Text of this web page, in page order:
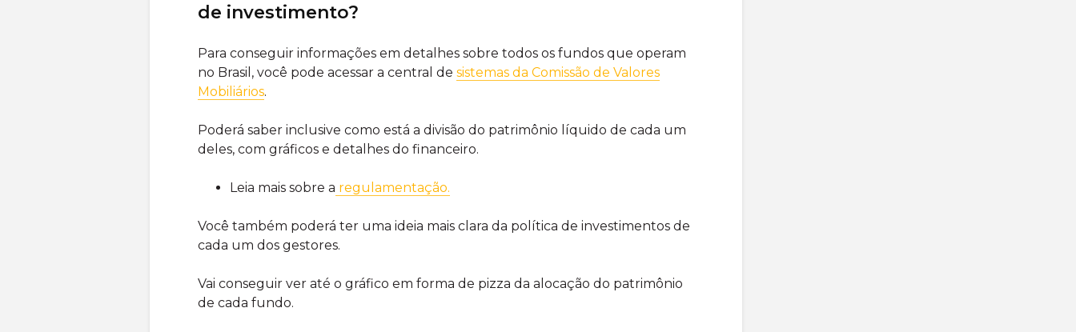
de investimento?
Para conseguir informações em detalhes sobre todos os fundos que operam
no Brasil, você pode acessar a central de sistemas da Comissão de Valores
Mobiliários.
Poderá saber inclusive como está a divisão do patrimônio líquido de cada um
deles, com gráficos e detalhes do financeiro.
Leia mais sobre a regulamentação.
Você também poderá ter uma ideia mais clara da política de investimentos de
cada um dos gestores.
Vai conseguir ver até o gráfico em forma de pizza da alocação do patrimônio
de cada fundo.